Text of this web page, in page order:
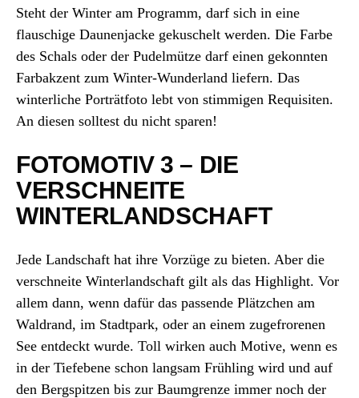
Steht der Winter am Programm, darf sich in eine
flauschige Daunenjacke gekuschelt werden. Die Farbe
des Schals oder der Pudelmütze darf einen gekonnten
Farbakzent zum Winter-Wunderland liefern. Das
winterliche Porträtfoto lebt von stimmigen Requisiten.
An diesen solltest du nicht sparen!
FOTOMOTIV 3 – DIE
VERSCHNEITE
WINTERLANDSCHAFT
Jede Landschaft hat ihre Vorzüge zu bieten. Aber die
verschneite Winterlandschaft gilt als das Highlight. Vor
allem dann, wenn dafür das passende Plätzchen am
Waldrand, im Stadtpark, oder an einem zugefrorenen
See entdeckt wurde. Toll wirken auch Motive, wenn es
in der Tiefebene schon langsam Frühling wird und auf
den Bergspitzen bis zur Baumgrenze immer noch der